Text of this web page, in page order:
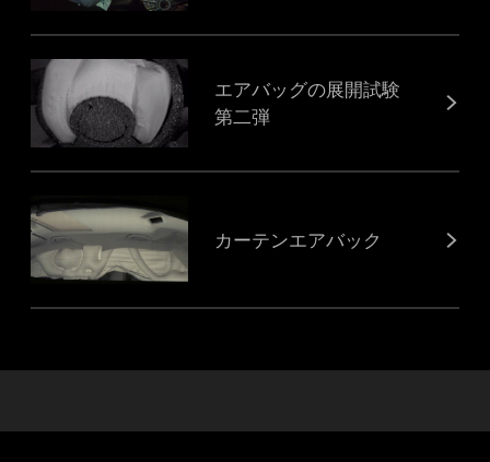
エアバッグの展開試験
第二弾
カーテンエアバック